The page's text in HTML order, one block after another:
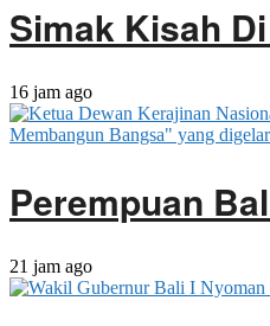
Simak Kisah
16 jam ago
Perempuan
21 jam ago